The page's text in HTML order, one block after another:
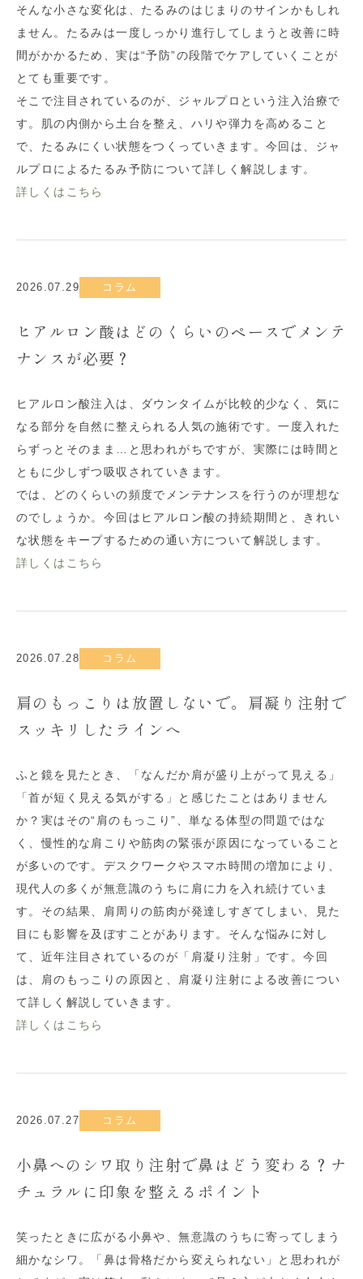
そんな小さな変化は、たるみのはじまりのサインかもしれ
ません。たるみは一度しっかり進行してしまうと改善に時
間がかかるため、実は“予防”の段階でケアしていくことが
とても重要です。
そこで注目されているのが、ジャルプロという注入治療で
す。肌の内側から土台を整え、ハリや弾力を高めること
で、たるみにくい状態をつくっていきます。今回は、ジャ
ルプロによるたるみ予防について詳しく解説します。
詳しくはこちら
2026.07.29 コラム
ヒアルロン酸はどのくらいのペースでメンテ
ナンスが必要？
ヒアルロン酸注入は、ダウンタイムが比較的少なく、気に
なる部分を自然に整えられる人気の施術です。一度入れた
らずっとそのまま…と思われがちですが、実際には時間と
ともに少しずつ吸収されていきます。
では、どのくらいの頻度でメンテナンスを行うのが理想な
のでしょうか。今回はヒアルロン酸の持続期間と、きれい
な状態をキープするための通い方について解説します。
詳しくはこちら
2026.07.28 コラム
肩のもっこりは放置しないで。肩凝り注射で
スッキリしたラインへ
ふと鏡を見たとき、「なんだか肩が盛り上がって見える」
「首が短く見える気がする」と感じたことはありません
か？実はその“肩のもっこり”、単なる体型の問題ではな
く、慢性的な肩こりや筋肉の緊張が原因になっていること
が多いのです。デスクワークやスマホ時間の増加により、
現代人の多くが無意識のうちに肩に力を入れ続けていま
す。その結果、肩周りの筋肉が発達しすぎてしまい、見た
目にも影響を及ぼすことがあります。そんな悩みに対し
て、近年注目されているのが「肩凝り注射」です。今回
は、肩のもっこりの原因と、肩凝り注射による改善につい
て詳しく解説していきます。
詳しくはこちら
2026.07.27 コラム
小鼻へのシワ取り注射で鼻はどう変わる？ナ
チュラルに印象を整えるポイント
笑ったときに広がる小鼻や、無意識のうちに寄ってしまう
細かなシワ。「鼻は骨格だから変えられない」と思われが